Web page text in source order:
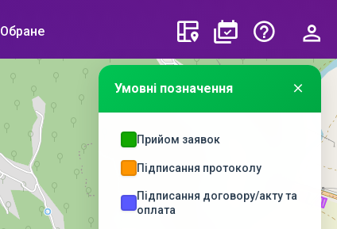
Обране
Умовні позначення
Прийом заявок
Підписання протоколу
Підписання договору/акту та
оплата